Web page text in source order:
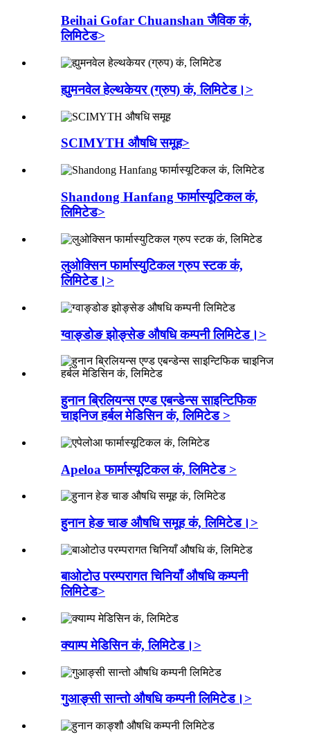
Beihai Gofar Chuanshan जैविक कं,
लिमिटेड>
ह्युमनवेल हेल्थकेयर (ग्रुप) कं, लिमिटेड।>
SCIMYTH औषधि समूह>
Shandong Hanfang फार्मास्यूटिकल कं,
लिमिटेड>
लुओक्सिन फार्मास्युटिकल ग्रुप स्टक कं,
लिमिटेड।>
ग्वाङ्डोङ झोङ्सेङ औषधि कम्पनी लिमिटेड।>
हुनान ब्रिलियन्स एण्ड एबन्डेन्स साइन्टिफिक
चाइनिज हर्बल मेडिसिन कं, लिमिटेड >
Apeloa फार्मास्यूटिकल कं, लिमिटेड >
हुनान हेङ चाङ औषधि समूह कं, लिमिटेड।>
बाओटोउ परम्परागत चिनियाँ औषधि कम्पनी
लिमिटेड>
क्याम्प मेडिसिन कं, लिमिटेड।>
गुआङ्सी सान्तो औषधि कम्पनी लिमिटेड।>